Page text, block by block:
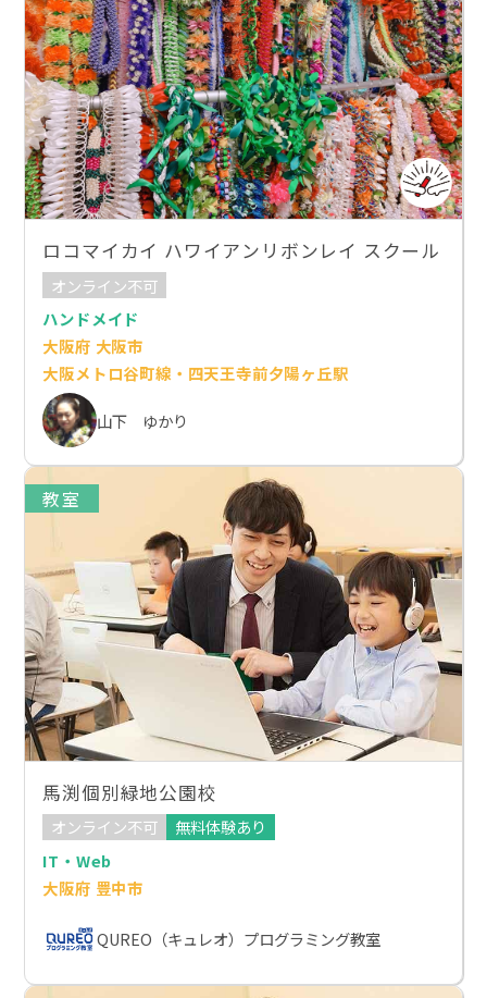
ロコマイカイ ハワイアンリボンレイ スクール
オンライン不可
ハンドメイド
大阪府 大阪市
大阪メトロ谷町線・四天王寺前夕陽ヶ丘駅
山下 ゆかり
教室
馬渕個別緑地公園校
オンライン不可
無料体験あり
IT・Web
大阪府 豊中市
QUREO（キュレオ）プログラミング教室